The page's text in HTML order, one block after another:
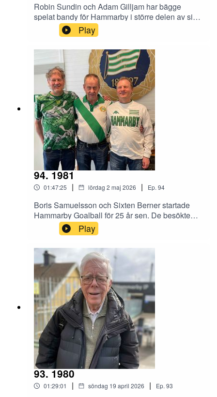
Robin Sundin och Adam Gilljam har bägge
spelat bandy för Hammarby i större delen av sina
karriärer. Robin var med i den klassiska
snöfinalen 2010 och bägge i den lika klassiska
publikfesten i Friends Arena i Solna 2013. De
kom förbi Gula villan och snackade om bandy
och annat med Benjamin Thorén och Magnus
Hagström.
Play
94. 1981
01:47:25 | lördag 2 maj 2026 | Ep. 94
Boris Samuelsson och Sixten Berner startade
Hammarby Goalball för 25 år sen. De besökte
gula villan och Benjamin Thorén och Magnus
Hagström och berättade om sporten, men också
om sina liv som Hammarbysupportrar och hur de
fick Hammarby Fotboll att syntolka matcherna på
Nya Söderstadion.
Play
93. 1980
01:29:01 | söndag 19 april 2026 | Ep. 93